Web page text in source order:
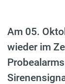
Am 05.
wieder im